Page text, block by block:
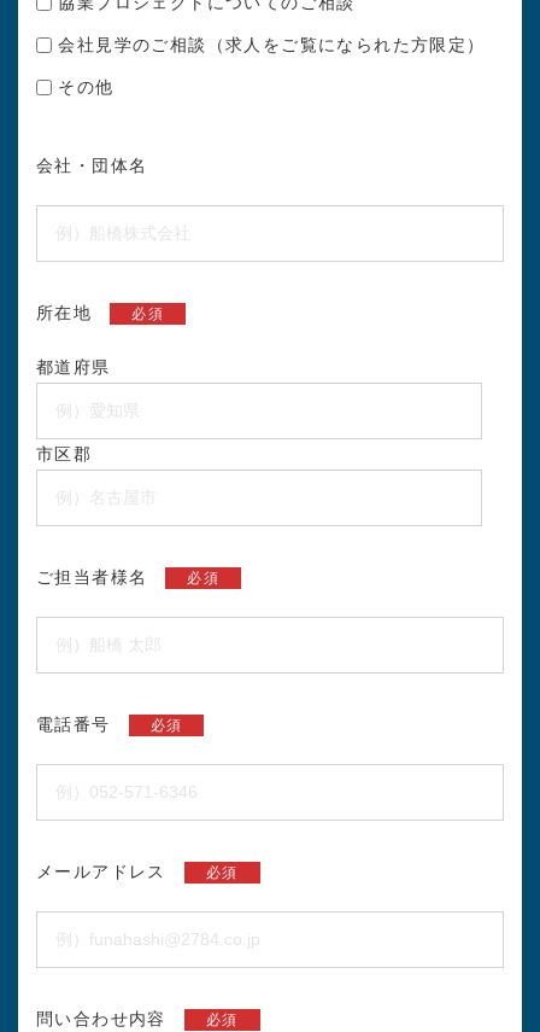
会社見学のご相談（求人をご覧になられた方限定）
その他
会社・団体名
所在地 必須
都道府県
市区郡
ご担当者様名 必須
電話番号 必須
メールアドレス 必須
問い合わせ内容 必須